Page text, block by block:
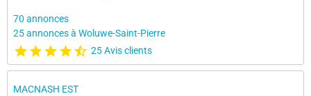
70 annonces
25 annonces à Woluwe-Saint-Pierre
25 Avis clients
MACNASH EST